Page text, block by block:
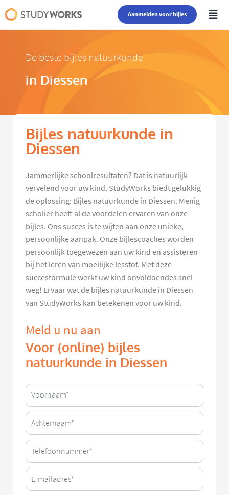
Aanmelden voor bijles
De beste bijles natuurkunde
in Diessen
Bijles natuurkunde in
Diessen
Jammerlijke schoolresultaten? Dat is natuurlijk
vervelend voor uw kind. StudyWorks biedt gelukkig
de oplossing: Bijles natuurkunde in Diessen. Menig
scholier heeft al de voordelen ervaren van onze
bijles. Ons succes is te wijten aan onze unieke,
persoonlijke aanpak. Onze bijlescoaches worden
persoonlijk toegewezen aan uw kind en assisteren
bij het leren van moeilijke lesstof. Met deze
succesformule werkt uw kind onvoldoendes snel
weg! Ervaar wat de bijles natuurkunde in Diessen
van StudyWorks kan betekenen voor uw kind.
Meld u nu aan
Voor (online) bijles
natuurkunde in Diessen